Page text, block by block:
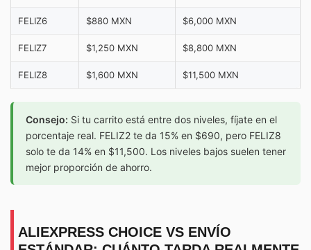
FELIZ6 $880 MXN $6,000 MXN
FELIZ7 $1,250 MXN $8,800 MXN
FELIZ8 $1,600 MXN $11,500 MXN
Consejo: Si tu carrito está entre dos niveles, fíjate en el
porcentaje real. FELIZ2 te da 15% en $690, pero FELIZ8
solo te da 14% en $11,500. Los niveles bajos suelen tener
mejor proporción de ahorro.
ALIEXPRESS CHOICE VS ENVÍO